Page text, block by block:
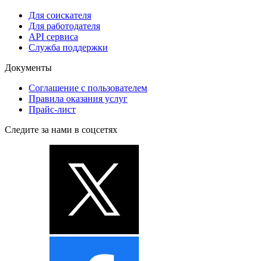
Для соискателя
Для работодателя
API сервиса
Служба поддержки
Документы
Соглашение с пользователем
Правила оказания услуг
Прайс-лист
Следите за нами в соцсетях